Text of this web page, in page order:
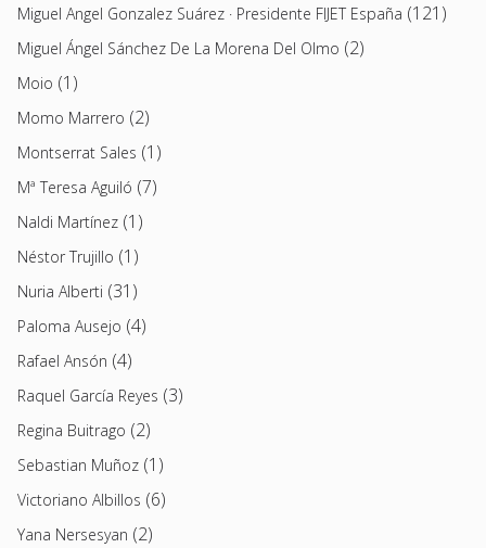
Miguel Angel Gonzalez Suárez · Presidente FIJET España (121)
Miguel Ángel Sánchez De La Morena Del Olmo (2)
Moio (1)
Momo Marrero (2)
Montserrat Sales (1)
Mª Teresa Aguiló (7)
Naldi Martínez (1)
Néstor Trujillo (1)
Nuria Alberti (31)
Paloma Ausejo (4)
Rafael Ansón (4)
Raquel García Reyes (3)
Regina Buitrago (2)
Sebastian Muñoz (1)
Victoriano Albillos (6)
Yana Nersesyan (2)